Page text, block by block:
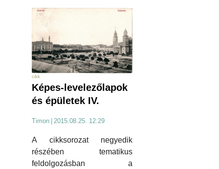
cikk
Képes-levelezőlapok
és épületek IV.
Timon 2015.08.25. 12:29
A cikksorozat negyedik
részében tematikus
feldolgozásban a